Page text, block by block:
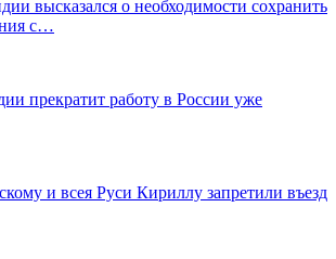
высказался о необходимости сохранить
с…
прекратит работу в России уже
и всея Руси Кириллу запретили въезд